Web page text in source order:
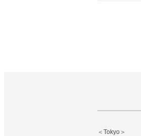
＜Tokyo＞